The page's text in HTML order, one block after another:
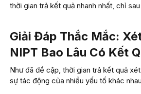
thời gian trả kết quả nhanh nhất, chỉ
Giải Đáp Thắc Mắc:
NIPT Bao Lâu Có Kết
Như đã đề cập, thời gian trả kết quả
sự tác động của nhiều yếu tố khác